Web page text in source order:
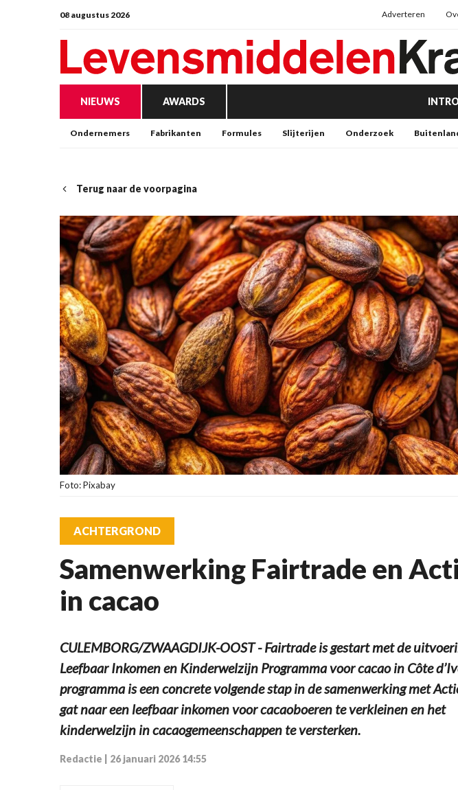
08 augustus 2026 Adverteren
NIEUWS AWARDS
Ondernemers Fabrikanten Formules Slijterijen Onderzoek
Terug naar de voorpagina
Foto: Pixabay
ACHTERGROND
Samenwerking Fairtrade en
in cacao
CULEMBORG/ZWAAGDIJK-OOST - Fairtrade is gestart met de
Leefbaar Inkomen en Kinderwelzijn Programma voor cacao in Côte
programma is een concrete volgende stap in de samenwerking met
gat naar een leefbaar inkomen voor cacaoboeren te verkleinen en het
kinderwelzijn in cacaogemeenschappen te versterken.
Redactie 26 januari 2026 14:55